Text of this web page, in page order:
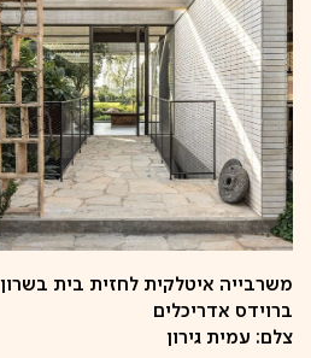
משרבייה איטלקית לחזית בית בשרון
ברוידס אדריכלים
צלם: עמית גירון